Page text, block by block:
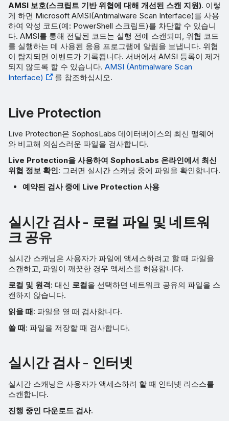
AMSI 보호(스크립트 기반 위협에 대해 개선된 스캔 지원). 이렇
게 하면 Microsoft AMSI(Antimalware Scan Interface)를 사용
하여 악성 코드(예: PowerShell 스크립트)를 차단할 수 있습니
다. AMSI를 통해 전달된 코드는 실행 전에 스캔되며, 위협 코드
를 실행하는 데 사용된 응용 프로그램에 알림을 보냅니다. 위협
이 탐지되면 이벤트가 기록됩니다. 서버에서 AMSI 등록이 제거
되지 않도록 할 수 있습니다. AMSI (Antimalware Scan
Interface)
를 참조하십시오.
Live Protection
Live Protection은 SophosLabs 데이터베이스의 최신 맬웨어
와 비교해 의심스러운 파일을 검사합니다.
Live Protection을 사용하여 SophosLabs 온라인에서 최신
위협 정보 확인: 그러면 실시간 스캐닝 중에 파일을 확인합니다.
예약된 검사 중에 Live Protection 사용
실시간 검사 - 로컬 파일 및 네트워
크 공유
실시간 스캐닝은 사용자가 파일에 액세스하려고 할 때 파일을
스캔하고, 파일이 깨끗한 경우 액세스를 허용합니다.
로컬 및 원격: 대신 로컬을 선택하면 네트워크 공유의 파일을 스
캔하지 않습니다.
읽을 때: 파일을 열 때 검사합니다.
쓸 때: 파일을 저장할 때 검사합니다.
실시간 검사 - 인터넷
실시간 스캐닝은 사용자가 액세스하려 할 때 인터넷 리소스를
스캔합니다.
진행 중인 다운로드 검사.